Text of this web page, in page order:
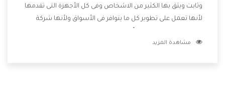
وثابت ويثق بها الكثير من الاشخاص وفى كل الأجهزة التى تقدمها
لأنها تعمل على تطوير كل ما يتوافر فى الأسواق ولأنها شركة
وتقدم للعملاء أقوى العروض والخصومات التى تسهل على
مشاهدة المزيد